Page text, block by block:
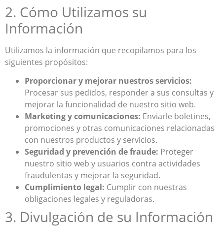
2. Cómo Utilizamos su
Información
Utilizamos la información que recopilamos para los
siguientes propósitos:
Proporcionar y mejorar nuestros servicios:
Procesar sus pedidos, responder a sus consultas y
mejorar la funcionalidad de nuestro sitio web.
Marketing y comunicaciones: Enviarle boletines,
promociones y otras comunicaciones relacionadas
con nuestros productos y servicios.
Seguridad y prevención de fraude: Proteger
nuestro sitio web y usuarios contra actividades
fraudulentas y mejorar la seguridad.
Cumplimiento legal: Cumplir con nuestras
obligaciones legales y reguladoras.
3. Divulgación de su Información